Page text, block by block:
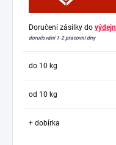
Doručení zásilky do
doručování 1-2 pracovní dny
do 10 kg
od 10 kg
+ dobírka